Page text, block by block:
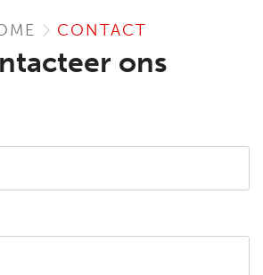
CONTACT
ons